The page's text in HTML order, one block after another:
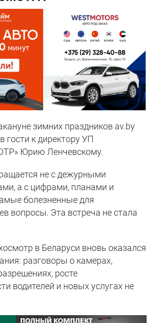
зимних праздников av.by
гости к директору УП
Юрию Ленчевскому.
не с дежурными
а с цифрами, планами и
болезненные для
вопросы. Эта встреча не стала
в Беларуси вновь оказался
разговоры о камерах,
росте
водителей и новых услугах не